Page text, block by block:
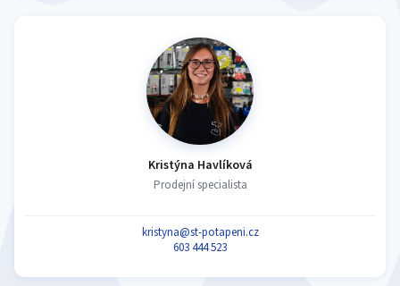
Kristýna Havlíková
Prodejní specialista
kristyna@st-potapeni.cz
603 444 523